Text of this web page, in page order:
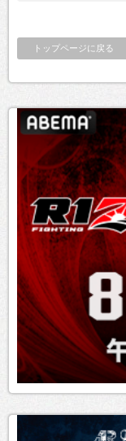
トップページに戻る